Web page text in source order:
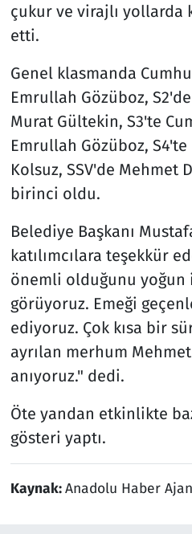
çukur ve virajlı yollarda
etti.
Genel klasmanda
Emrullah Gözüboz,
Murat Gültekin, S3'te
Emrullah Gözüboz,
Kolsuz, SSV'de Mehmet
birinci oldu.
Belediye Başkanı
katılımcılara teşekkür
önemli olduğunu yoğun
görüyoruz. Emeği
ediyoruz. Çok kısa bir
ayrılan merhum
anıyoruz." dedi.
Öte yandan etkinlikte
gösteri yaptı.
Kaynak:Anadolu Haber